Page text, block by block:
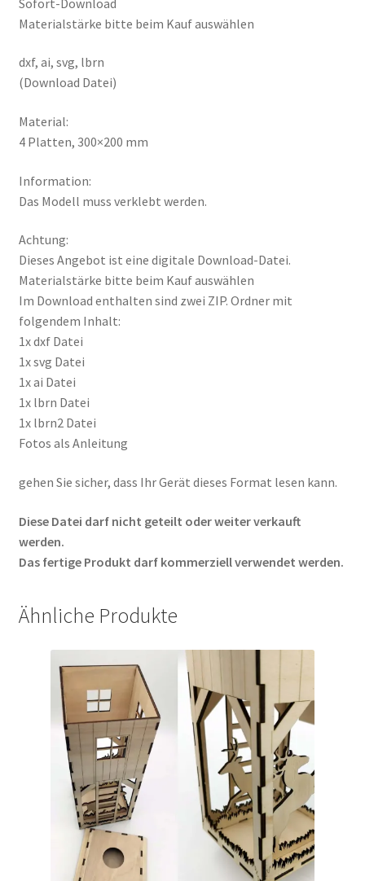
Materialstärke bitte beim Kauf auswählen
dxf, ai, svg, lbrn
(Download Datei)
Material:
4 Platten, 300×200 mm
Information:
Das Modell muss verklebt werden.
Achtung:
Dieses Angebot ist eine digitale Download-Datei.
Materialstärke bitte beim Kauf auswählen
Im Download enthalten sind zwei ZIP. Ordner mit
folgendem Inhalt:
1x dxf Datei
1x svg Datei
1x ai Datei
1x lbrn Datei
1x lbrn2 Datei
Fotos als Anleitung
gehen Sie sicher, dass Ihr Gerät dieses Format lesen kann.
Diese Datei darf nicht geteilt oder weiter verkauft
werden.
Das fertige Produkt darf kommerziell verwendet werden.
Ähnliche Produkte